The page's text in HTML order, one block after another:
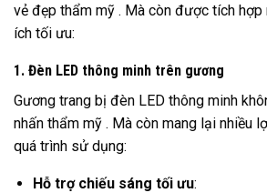
vẻ đẹp thẩm mỹ . Mà còn được tích hợp
ích tối ưu:
1. Đèn LED thông minh trên gương
Gương trang bị đèn LED thông minh
nhấn thẩm mỹ . Mà còn mang lại nhiều
quá trình sử dụng:
Hỗ trợ chiếu sáng tối ưu: